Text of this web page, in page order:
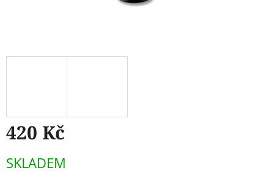
420 Kč
cena:
SKLADEM